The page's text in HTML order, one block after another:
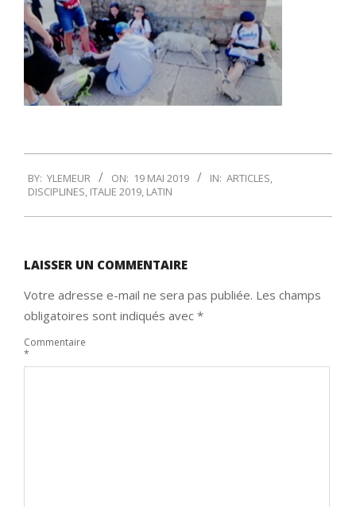
05-
BY: YLEMEUR ON: 19 MAI 2019 IN: ARTICLES,
DISCIPLINES, ITALIE 2019, LATIN
LAISSER UN COMMENTAIRE
Votre adresse e-mail ne sera pas publiée. Les champs
obligatoires sont indiqués avec *
Commentaire
*